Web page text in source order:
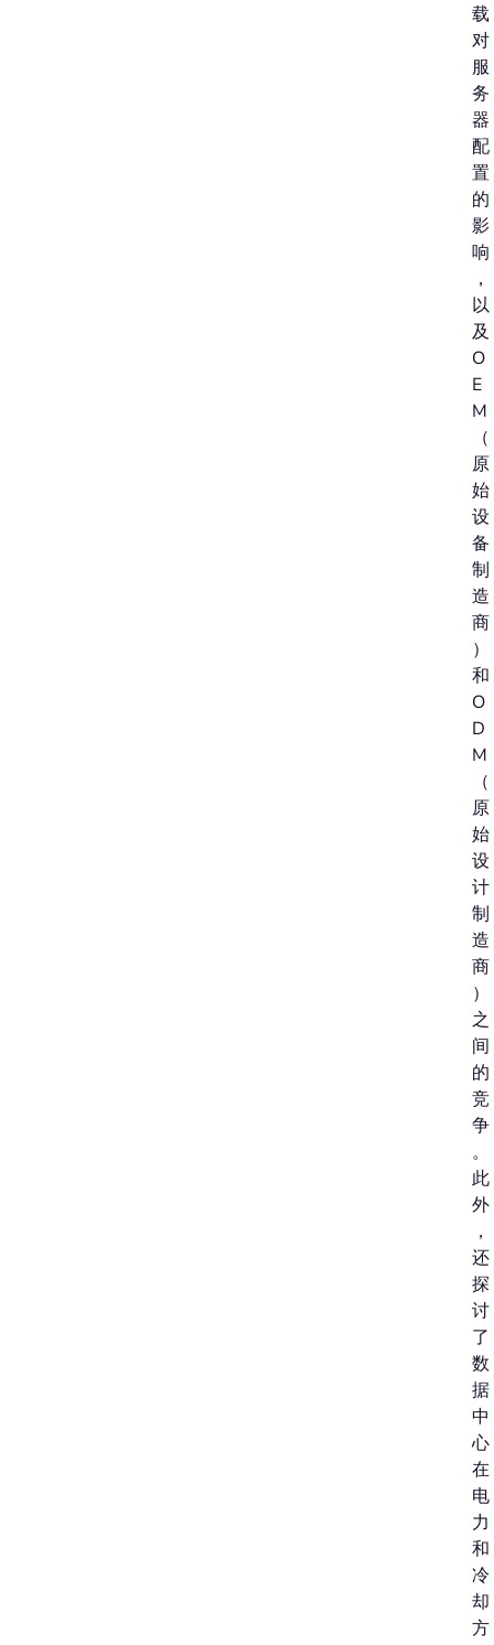
载
对
服
务
器
配
置
的
影
响
，
以
及
O
E
M
（
原
始
设
备
制
造
商
）
和
O
D
M
（
原
始
设
计
制
造
商
）
之
间
的
竞
争
。
此
外
，
还
探
讨
了
数
据
中
心
在
电
力
和
冷
却
方